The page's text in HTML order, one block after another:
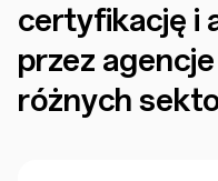
certyfikację i
przez
różnych